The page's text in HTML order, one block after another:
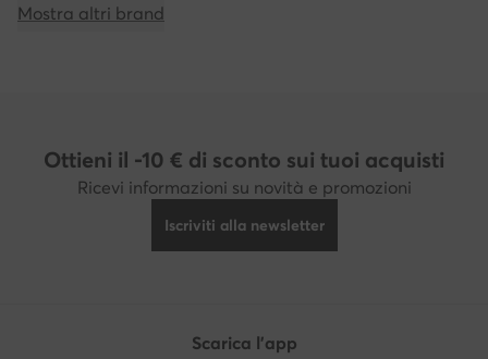
Mostra altri brand
Ottieni il -10 € di sconto sui tuoi acquisti
Ricevi informazioni su novità e promozioni
Iscriviti alla newsletter
Scarica l'app